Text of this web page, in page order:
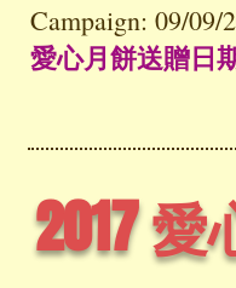
Campaign: 09/09/
愛心月餅送贈日
2017